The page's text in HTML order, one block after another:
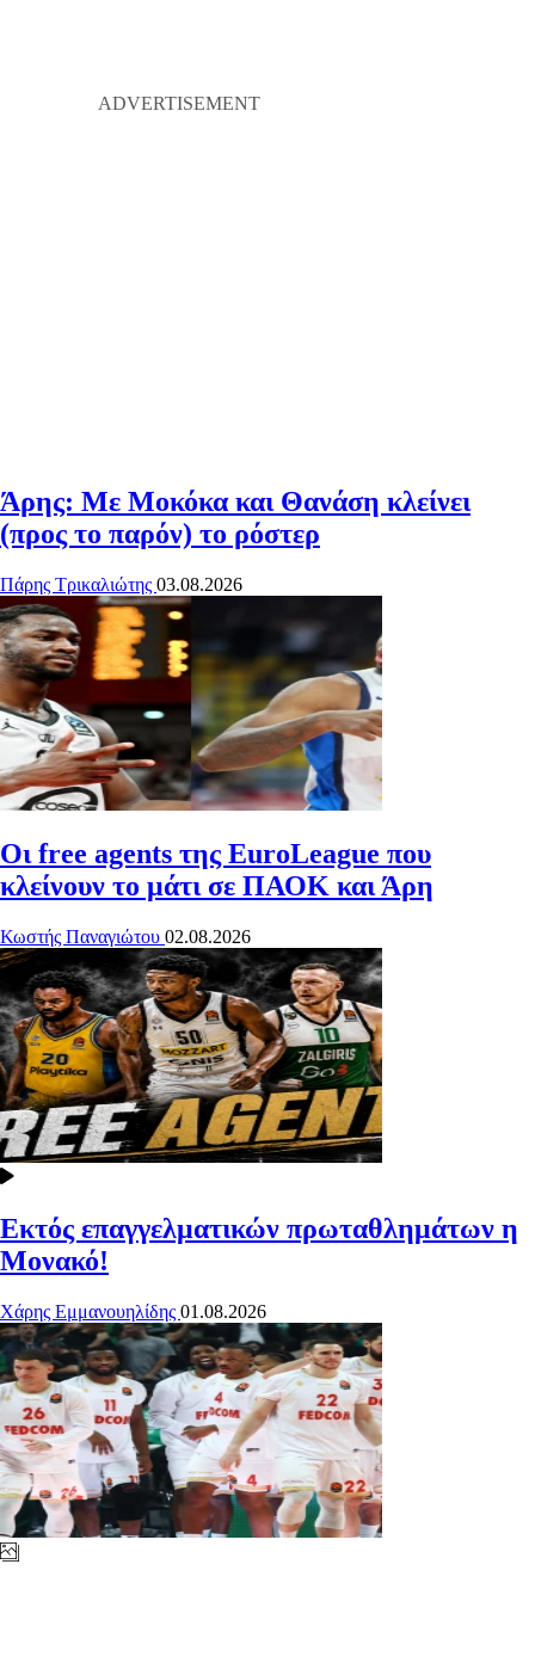
Άρης: Με Μοκόκα και Θανάση κλείνει
(προς το παρόν) το ρόστερ
Πάρης Τρικαλιώτης 03.08.2026
Οι free agents της EuroLeague που
κλείνουν το μάτι σε ΠΑΟΚ και Άρη
Κωστής Παναγιώτου 02.08.2026
Εκτός επαγγελματικών πρωταθλημάτων η
Μονακό!
Χάρης Εμμανουηλίδης 01.08.2026